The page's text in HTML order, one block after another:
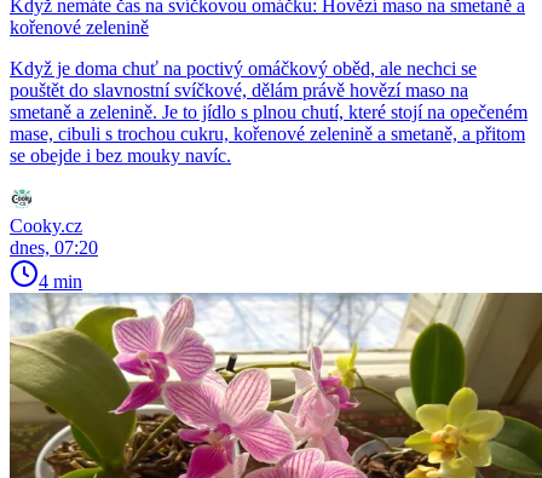
Když nemáte čas na svíčkovou omáčku: Hovězí maso na smetaně a
kořenové zelenině
Když je doma chuť na poctivý omáčkový oběd, ale nechci se
pouštět do slavnostní svíčkové, dělám právě hovězí maso na
smetaně a zelenině. Je to jídlo s plnou chutí, které stojí na opečeném
mase, cibuli s trochou cukru, kořenové zelenině a smetaně, a přitom
se obejde i bez mouky navíc.
Cooky.cz
dnes, 07:20
4 min